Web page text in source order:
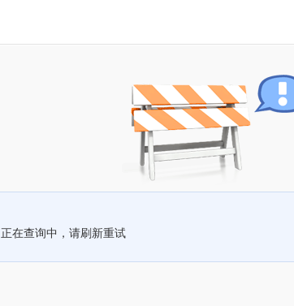
正在查询中，请刷新重试